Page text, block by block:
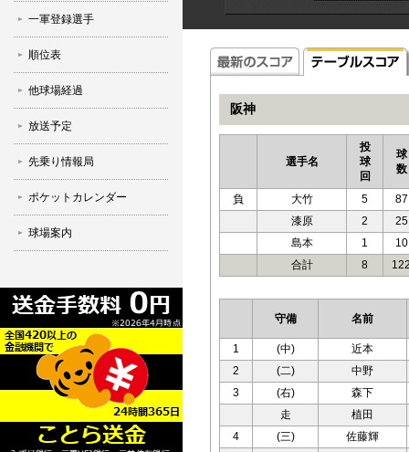
一軍登録選手
順位表
他球場経過
放送予定
先乗り情報局
ポケットカレンダー
球場案内
阪神
選手名
投
球
回
球
数
負 大竹 5
87
漆原
2
25
島本
1
10
合計
8
守備 名前
1 (中)
近本
2
(二)
中野
3
(右)
森下
走
植田
4
(三)
佐藤輝